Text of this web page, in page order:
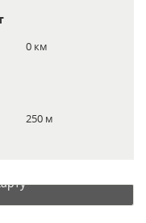
0 км
250 м